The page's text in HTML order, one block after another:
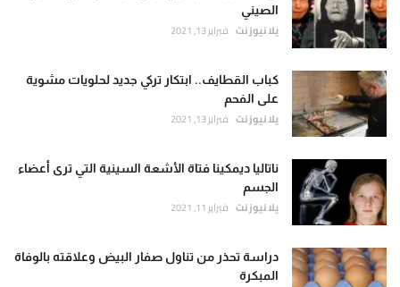
الصيني
يلا نيوز نت فبراير 13, 2021
كباب القطايف.. ابتكار تركي جديد لحلويات مشوية
على الفحم
يلا نيوز نت فبراير 13, 2021
ناتاليا ديمكينا فتاة الأشعة السينية التي ترى أعضاء
الجسم
يلا نيوز نت فبراير 11, 2021
دراسة تحذر من تناول صفار البيض وعلاقته بالوفاة
المبكرة